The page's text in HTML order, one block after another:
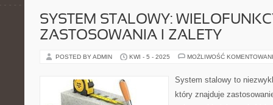
SYSTEM STALOWY:
ZASTOSOWANIA I ZALETY
POSTED BY ADMIN KWI - 5 - 2025 MOŻLIWOŚĆ
System stalowy to
który znajduje